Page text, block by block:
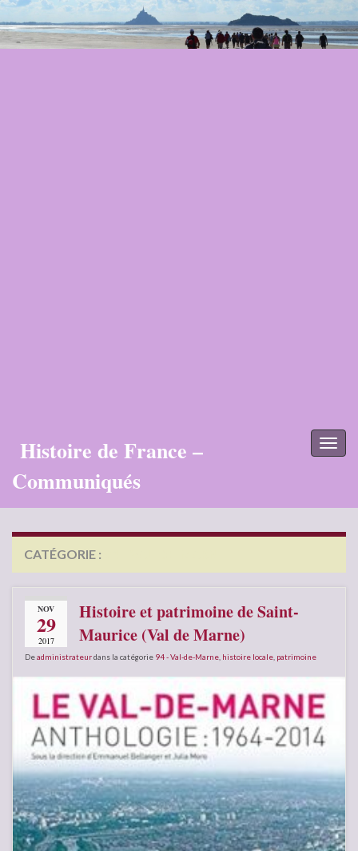
Histoire de France –
Communiqués
CATÉGORIE :
NOV
29
2017
Histoire et patrimoine de Saint-
Maurice (Val de Marne)
Deadministrateurdans la catégorie 94 - Val-de-Marne histoire locale patrimoine